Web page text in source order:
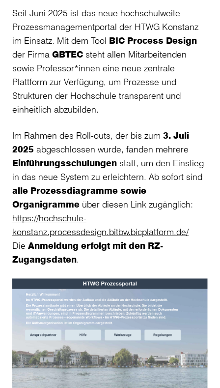
Seit Juni 2025 ist das neue hochschulweite
Prozessmanagementportal der HTWG Konstanz
im Einsatz. Mit dem Tool BIC Process Design
der Firma GBTEC steht allen Mitarbeitenden
sowie Professor*innen eine neue zentrale
Plattform zur Verfügung, um Prozesse und
Strukturen der Hochschule transparent und
einheitlich abzubilden.
Im Rahmen des Roll-outs, der bis zum 3. Juli
2025 abgeschlossen wurde, fanden mehrere
Einführungsschulungen statt, um den Einstieg
in das neue System zu erleichtern. Ab sofort sind
alle Prozessdiagramme sowie
Organigramme über diesen Link zugänglich:
https://hochschule-
konstanz.processdesign.bitbw.bicplatform.de/
Die Anmeldung erfolgt mit den RZ-
Zugangsdaten.